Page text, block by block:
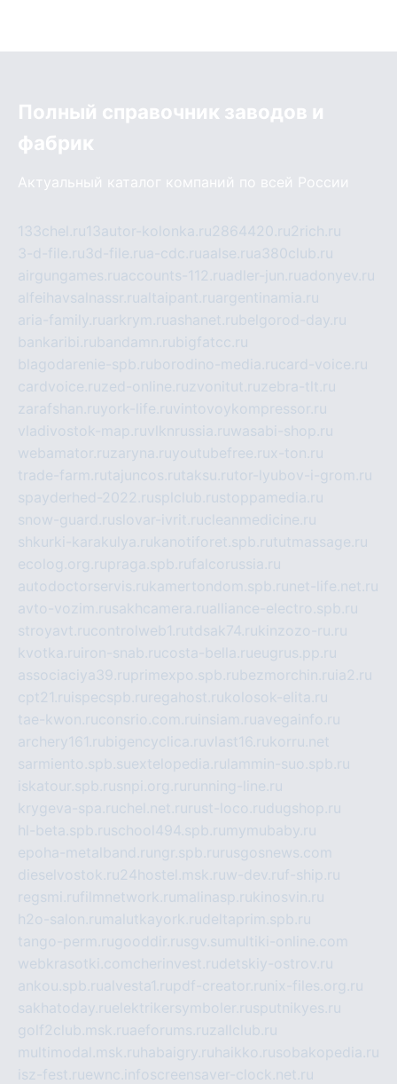
Полный справочник заводов и
фабрик
Актуальный каталог компаний по всей России
133chel.ru13autor-kolonka.ru2864420.ru2rich.ru
3-d-file.ru3d-file.rua-cdc.ruaalse.rua380club.ru
airgungames.ruaccounts-112.ruadler-jun.ruadonyev.ru
alfeihavsalnassr.rualtaipant.ruargentinamia.ru
aria-family.ruarkrym.ruashanet.rubelgorod-day.ru
bankaribi.rubandamn.rubigfatcc.ru
blagodarenie-spb.ruborodino-media.rucard-voice.ru
cardvoice.ruzed-online.ruzvonitut.ruzebra-tlt.ru
zarafshan.ruyork-life.ruvintovoykompressor.ru
vladivostok-map.ruvlknrussia.ruwasabi-shop.ru
webamator.ruzaryna.ruyoutubefree.rux-ton.ru
trade-farm.rutajuncos.rutaksu.rutor-lyubov-i-grom.ru
spayderhed-2022.rusplclub.rustoppamedia.ru
snow-guard.ruslovar-ivrit.rucleanmedicine.ru
shkurki-karakulya.rukanotiforet.spb.rututmassage.ru
ecolog.org.rupraga.spb.rufalcorussia.ru
autodoctorservis.rukamertondom.spb.ru net-life.net.ru
avto-vozim.rusakhcamera.rualliance-electro.spb.ru
stroyavt.rucontrolweb1.rutdsak74.rukinzozo-ru.ru
kvotka.ru iron-snab.rucosta-bella.rueugrus.pp.ru
associaciya39.ruprimexpo.spb.rubezmorchin.ru ia2.ru
cpt21.ru ispecspb.ru regahost.rukolosok-elita.ru
tae-kwon.ruconsrio.com.ru insiam.ruavegainfo.ru
archery161.rubigencyclica.ruvlast16.rukorru.net
sarmiento.spb.suextelopedia.ru lammin-suo.spb.ru
iskatour.spb.rusnpi.org.ru running-line.ru
krygeva-spa.ruchel.net.ru rust-loco.rudugshop.ru
hl-beta.spb.ruschool494.spb.ru mymubaby.ru
epoha-metalband.ru ngr.spb.ru rusgosnews.com
dieselvostok.ru24hostel.msk.ruw-dev.ruf-ship.ru
regsmi.rufilmnetwork.ru malinasp.rukinosvin.ru
h2o-salon.ru malutkayork.rudeltaprim.spb.ru
tango-perm.rugooddir.rusgv.su multiki-online.com
webkrasotki.comcherinvest.rudetskiy-ostrov.ru
ankou.spb.rualvesta1.rupdf-creator.ru nix-files.org.ru
sakhatoday.ruelektrikersymboler.rusputnikyes.ru
golf2club.msk.ruaeforums.ruzallclub.ru
multimodal.msk.ru habaigry.ru haikko.rusobakopedia.ru
isz-fest.ruewnc.infoscreensaver-clock.net.ru